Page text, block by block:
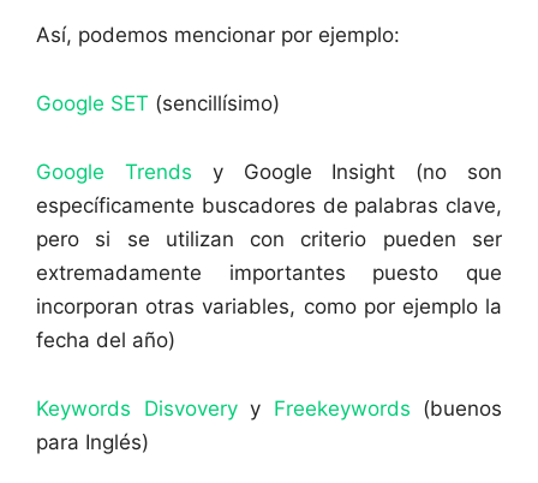
Así, podemos mencionar por ejemplo:
Google SET (sencillísimo)
Google Trends y Google Insight (no son
específicamente buscadores de palabras clave,
pero si se utilizan con criterio pueden ser
extremadamente importantes puesto que
incorporan otras variables, como por ejemplo la
fecha del año)
Keywords Disvoveryy Freekeywords (buenos
para Inglés)